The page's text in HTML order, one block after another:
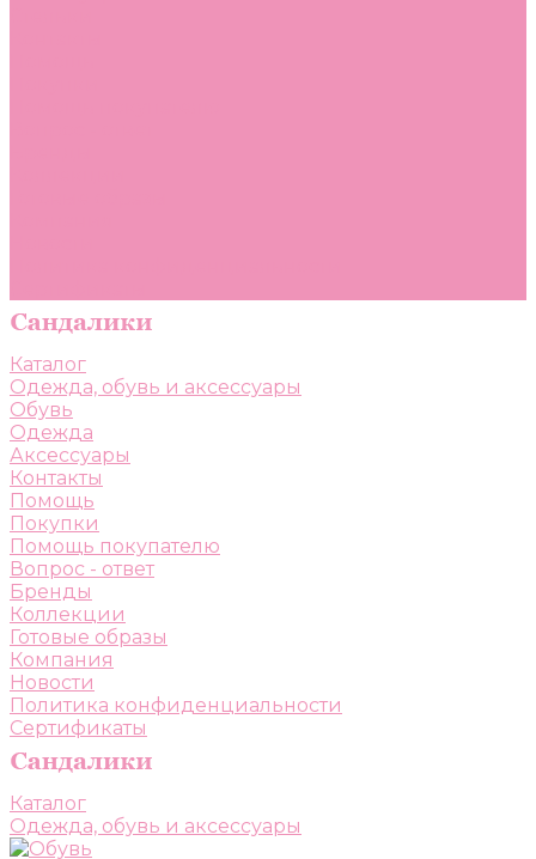
Каталог
Одежда, обувь и аксессуары
Обувь
Одежда
Аксессуары
Контакты
Помощь
Покупки
Помощь покупателю
Вопрос - ответ
Бренды
Коллекции
Готовые образы
Компания
Новости
Политика конфиденциальности
Сертификаты
Каталог
Одежда, обувь и аксессуары